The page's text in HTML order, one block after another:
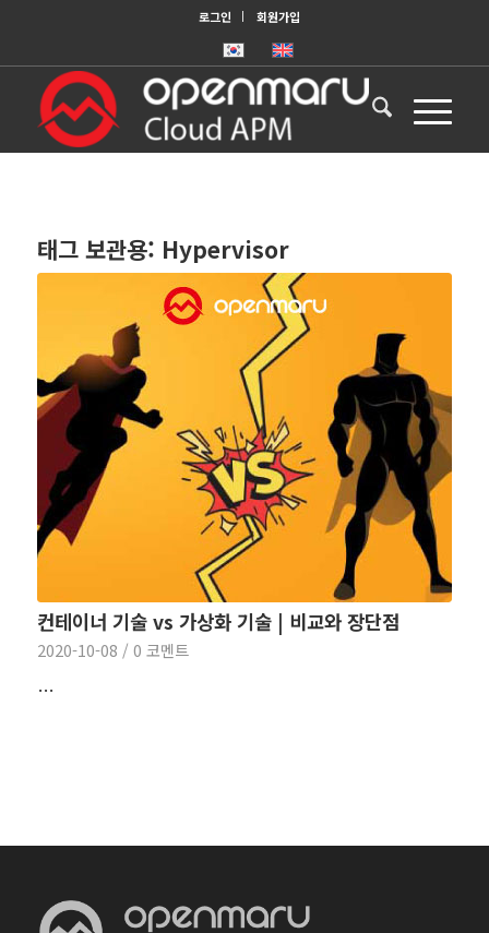
로그인 회원가입
태그 보관용: Hypervisor
컨테이너 기술 vs 가상화 기술 | 비교와 장단점
2020-10-08 / 0 코멘트
…